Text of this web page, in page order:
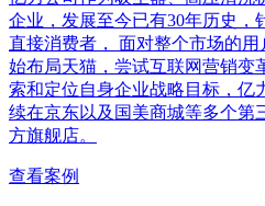
企业，发展至今已有30年历史，
直接消费者， 面对整个市场的
始布局天猫，尝试互联网营销变
索和定位自身企业战略目标，亿
续在京东以及国美商城等多个第
方旗舰店。
查看案例